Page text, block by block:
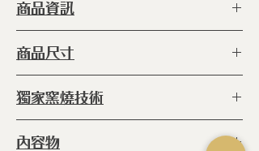
商品資訊
種 類 ：
塗 層 ：手工製作無任何塗層
容 量 ：1350cc
產 地 ：日本
商品尺寸
獨家窯燒技術
內容物